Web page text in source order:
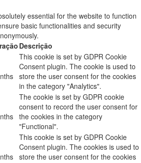
essential for the website to function
basic functionalities and security
Descrição
This cookie is set by GDPR Cookie
Consent plugin. The cookie is used to
store the user consent for the cookies
in the category "Analytics".
The cookie is set by GDPR cookie
consent to record the user consent for
the cookies in the category
"Functional".
This cookie is set by GDPR Cookie
Consent plugin. The cookies is used to
store the user consent for the cookies